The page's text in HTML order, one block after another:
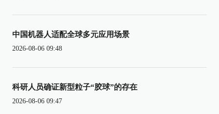
中国机器人适配全球多元应用场景
2026-08-06 09:48
科研人员确证新型粒子“胶球”的存在
2026-08-06 09:47